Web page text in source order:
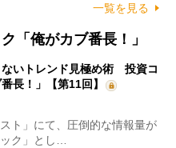
一覧を見る
「俺がカブ番長！」
ないトレンド見極め術 投資コ
長！」【第11回】
ト」にて、圧倒的な情報量が
ク」とし…